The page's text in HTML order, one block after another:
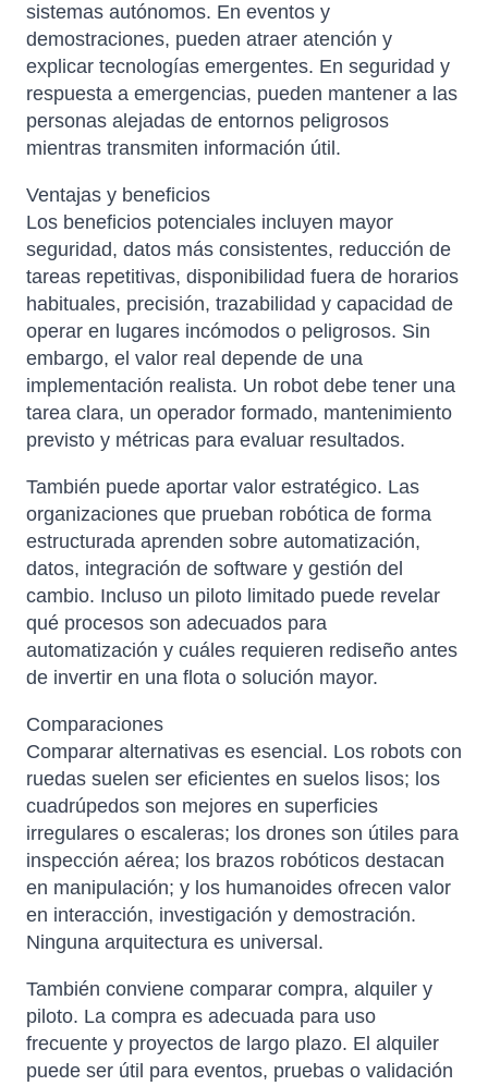
sistemas autónomos. En eventos y
demostraciones, pueden atraer atención y
explicar tecnologías emergentes. En seguridad y
respuesta a emergencias, pueden mantener a las
personas alejadas de entornos peligrosos
mientras transmiten información útil.
Ventajas y beneficios
Los beneficios potenciales incluyen mayor
seguridad, datos más consistentes, reducción de
tareas repetitivas, disponibilidad fuera de horarios
habituales, precisión, trazabilidad y capacidad de
operar en lugares incómodos o peligrosos. Sin
embargo, el valor real depende de una
implementación realista. Un robot debe tener una
tarea clara, un operador formado, mantenimiento
previsto y métricas para evaluar resultados.
También puede aportar valor estratégico. Las
organizaciones que prueban robótica de forma
estructurada aprenden sobre automatización,
datos, integración de software y gestión del
cambio. Incluso un piloto limitado puede revelar
qué procesos son adecuados para
automatización y cuáles requieren rediseño antes
de invertir en una flota o solución mayor.
Comparaciones
Comparar alternativas es esencial. Los robots con
ruedas suelen ser eficientes en suelos lisos; los
cuadrúpedos son mejores en superficies
irregulares o escaleras; los drones son útiles para
inspección aérea; los brazos robóticos destacan
en manipulación; y los humanoides ofrecen valor
en interacción, investigación y demostración.
Ninguna arquitectura es universal.
También conviene comparar compra, alquiler y
piloto. La compra es adecuada para uso
frecuente y proyectos de largo plazo. El alquiler
puede ser útil para eventos, pruebas o validación